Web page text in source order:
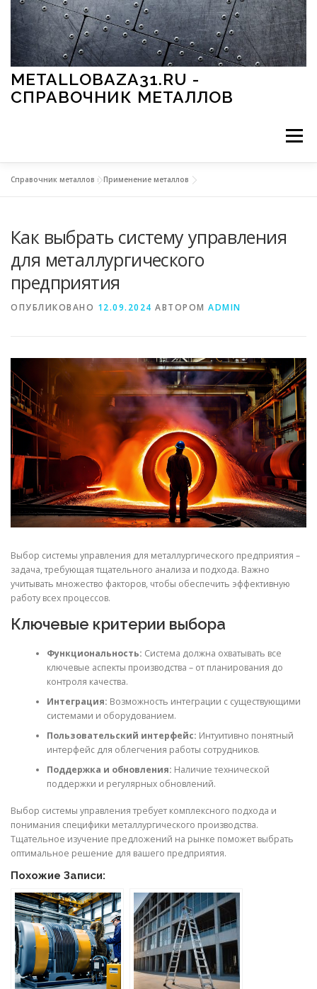
Перейти к содержимому
METALLOBAZA31.RU -
СПРАВОЧНИК МЕТАЛЛОВ
Меню
МЕТАЛЛЫ И ОКРУЖАЮЩАЯ СРЕДА
ПРИМЕНЕНИЕ МЕТАЛЛОВ
СТАТЬИ
Справочник металлов »Применение металлов
Как выбрать систему управления
для металлургического
предприятия
ОПУБЛИКОВАНО 12.09.2024 АВТОРОМ ADMIN
Выбор системы управления для металлургического предприятия –
задача, требующая тщательного анализа и подхода. Важно
учитывать множество факторов, чтобы обеспечить эффективную
работу всех процессов.
Ключевые критерии выбора
Функциональность: Система должна охватывать все
ключевые аспекты производства – от планирования до
контроля качества.
Интеграция: Возможность интеграции с существующими
системами и оборудованием.
Пользовательский интерфейс: Интуитивно понятный
интерфейс для облегчения работы сотрудников.
Поддержка и обновления: Наличие технической
поддержки и регулярных обновлений.
Выбор системы управления требует комплексного подхода и
понимания специфики металлургического производства.
Тщательное изучение предложений на рынке поможет выбрать
оптимальное решение для вашего предприятия.
Похожие Записи: